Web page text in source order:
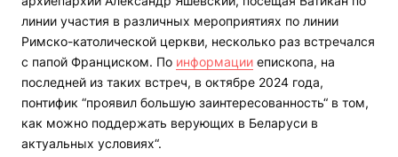
линии участия в различных мероприятиях по линии
Римско-католической церкви, несколько раз встречался
с папой Франциском. По информации епископа, на
последней из таких встреч, в октябре 2024 года,
понтифик “проявил большую заинтересованность“ в том,
как можно поддержать верующих в Беларуси в
актуальных условиях“.